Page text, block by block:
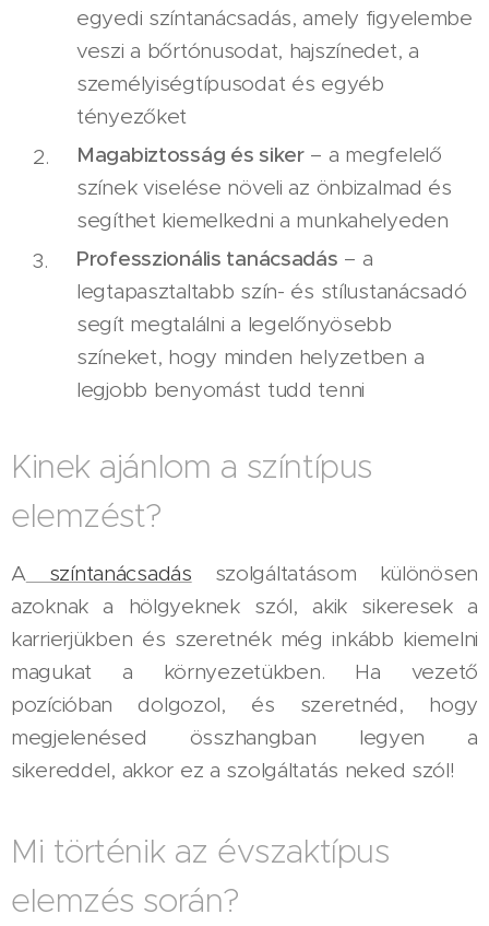
egyedi színtanácsadás, amely figyelembe
veszi a bőrtónusodat, hajszínedet, a
személyiségtípusodat és egyéb
tényezőket
Magabiztosság és siker– a megfelelő
színek viselése növeli az önbizalmad és
segíthet kiemelkedni a munkahelyeden
Professzionális tanácsadás – a
legtapasztaltabb szín- és stílustanácsadó
segít megtalálni a legelőnyösebb
színeket, hogy minden helyzetben a
legjobb benyomást tudd tenni
Kinek ajánlom a színtípus
elemzést?
Aszíntanácsadás szolgáltatásom különösen
azoknak a hölgyeknek szól, akik sikeresek a
karrierjükben és szeretnék még inkább kiemelni
magukat a környezetükben. Ha vezető
pozícióban dolgozol, és szeretnéd, hogy
megjelenésed összhangban legyen a
sikereddel, akkor ez a szolgáltatás neked szól!
Mi történik az évszaktípus
elemzés során?